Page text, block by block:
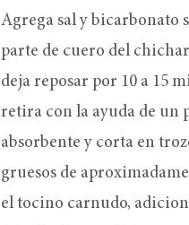
Agrega sal y bicarbonato
parte de cuero del
deja reposar por 10 a 15
retira con la ayuda de un
absorbente y corta en
gruesos de
el tocino carnudo,